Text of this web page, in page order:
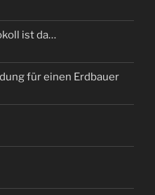
ist da…
für einen Erdbauer